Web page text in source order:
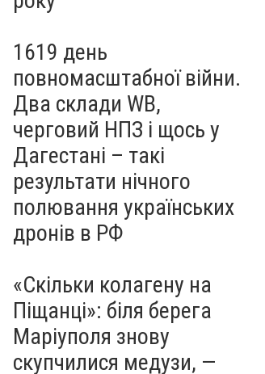
1619 день
повномасштабної війни.
Два склади WB,
черговий НПЗ і щось у
Дагестані – такі
результати нічного
полювання українських
дронів в РФ
«Скільки колагену на
Піщанці»: біля берега
Маріуполя знову
скупчилися медузи, —